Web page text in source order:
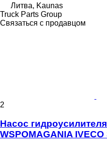
Литва, Kaunas
Truck Parts Group
Связаться с продавцом
2
Насос
WSPOMAGANIA